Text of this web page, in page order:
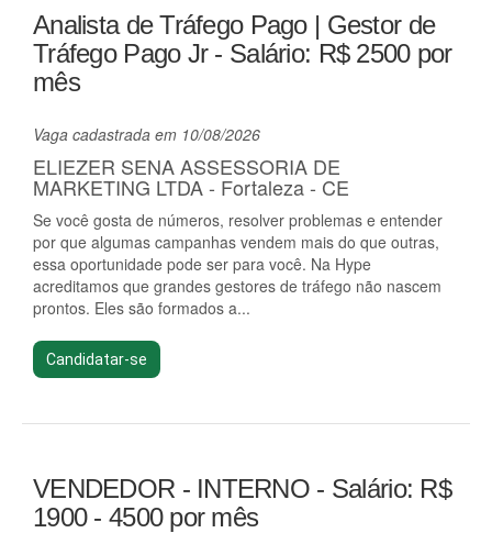
Analista de Tráfego Pago | Gestor de
Tráfego Pago Jr - Salário: R$ 2500 por
mês
Vaga cadastrada em 10/08/2026
ELIEZER SENA ASSESSORIA DE
MARKETING LTDA - Fortaleza - CE
Se você gosta de números, resolver problemas e entender
por que algumas campanhas vendem mais do que outras,
essa oportunidade pode ser para você. Na Hype
acreditamos que grandes gestores de tráfego não nascem
prontos. Eles são formados a...
Candidatar-se
VENDEDOR - INTERNO - Salário: R$
1900 - 4500 por mês